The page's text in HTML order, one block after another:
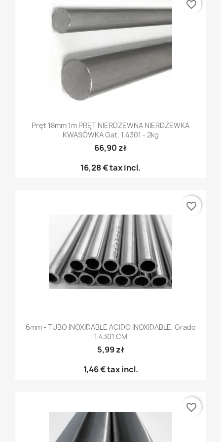
Pręt 18mm 1m PRĘT NIERDZEWNA NIERDZEWKA
KWASÓWKA Gat. 1.4301 - 2kg
66,90 zł
16,28 €tax incl.
favorite_border
6mm - TUBO INOXIDABLE ACIDO INOXIDABLE, Grado
1.4301 CM
5,99 zł
1,46 €tax incl.
favorite_border
favorite_border